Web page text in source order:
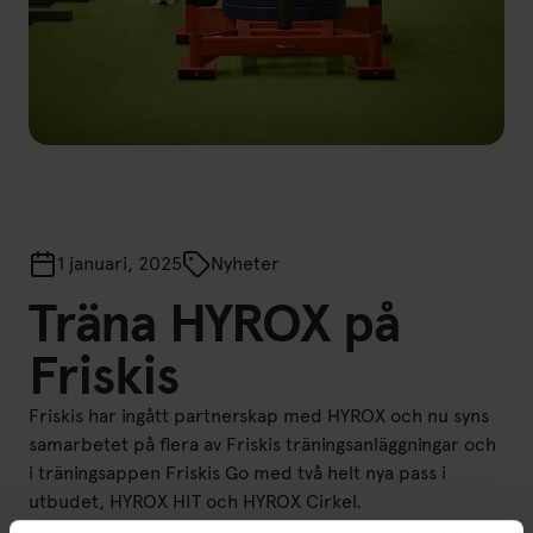
1 januari, 2025 Nyheter
Träna HYROX på
Friskis
Friskis har ingått partnerskap med HYROX och nu syns
samarbetet på flera av Friskis träningsanläggningar och
i träningsappen Friskis Go med två helt nya pass i
utbudet, HYROX HIT och HYROX Cirkel.